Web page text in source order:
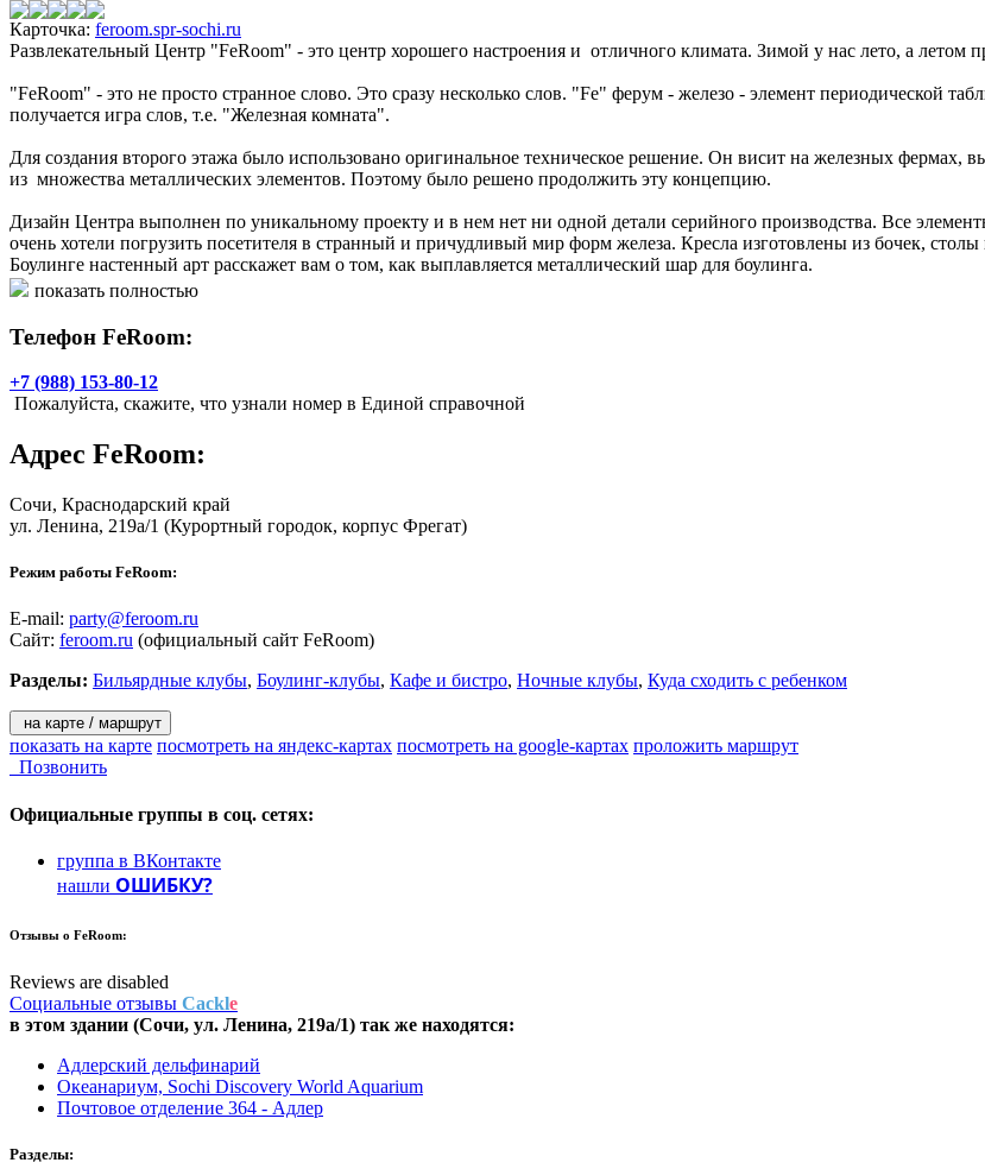
Карточка: feroom.spr-sochi.ru
Развлекательный Центр "FeRoom" - это центр хорошего настроения и отличного климата. Зимой у нас лето, а летом
"FeRoom" - это не просто странное слово. Это сразу несколько слов. "Fe" ферум - железо - элемент периодической
получается игра слов, т.е. "Железная комната".
Для создания второго этажа было использовано оригинальное техническое решение. Он висит на железных
из множества металлических элементов. Поэтому было решено продолжить эту концепцию.
Дизайн Центра выполнен по уникальному проекту и в нем нет ни одной детали серийного производства. Все
очень хотели погрузить посетителя в странный и причудливый мир форм железа. Кресла изготовлены из бочек,
Боулинге настенный арт расскажет вам о том, как выплавляется металлический шар для боулинга.
Днем Центр полон детского смеха, т.к. новые дорожки ведущей фирмы QubicaAMF позволяют выставлять детские
дискотеки с привлечением аниматоров, украшением зала и торжественными поздравлениями - хорошая традиция
Кухня лучших Европейских стандартов в исполнении поваров высокого уровня, произведут на Вас приятное
В Диско-баре «FeRoom» следуют как модным тенденциям музыкальных направлений, так и остаются верны хитам,
С воскресенья по четверг для Вас открыты двери и выставлен профессиональный звук в Караоке! Станьте звездой
центра “FeRoom” и кубок победителя музыкального ринга!
Для желающих уединиться от суеты мероприятия, или провести небольшой корпоратив, работает VIP зал.
столом для русского бильярда, и системой караоке!
показать полностью
Телефон FeRoom:
+7 (988) 153-80-12
Пожалуйста, скажите, что узнали номер в Единой справочной
Адрес FeRoom:
Сочи, Краснодарский край
ул. Ленина, 219а/1 (Курортный городок, корпус Фрегат)
Режим работы FeRoom:
E-mail: party@feroom.ru
Сайт: feroom.ru (официальный сайт FeRoom)
Разделы: Бильярдные клубы, Боулинг-клубы, Кафе и бистро, Ночные клубы, Куда сходить с ребенком
на карте / маршрут
показать на карте посмотреть на яндекс-картах посмотреть на google-картах проложить маршрут
Позвонить
Официальные группы в соц. сетях:
группа в ВКонтакте
нашли ОШИБКУ?
Отзывы о FeRoom:
Reviews are disabled
Социальные отзывы Cackle
в этом здании (Сочи, ул. Ленина, 219а/1) так же находятся:
Адлерский дельфинарий
Океанариум, Sochi Discovery World Aquarium
Почтовое отделение 364 - Адлер
Разделы: